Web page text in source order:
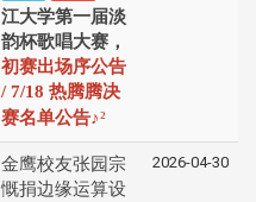
江大学第一届淡
韵杯歌唱大赛，
初赛出场序公告
/ 7/18 热腾腾决
赛名单公告♪²
金鹰校友张园宗
慨捐边缘运算设
2026-04-30